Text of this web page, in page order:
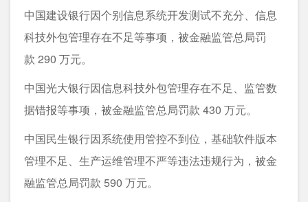
中国建设银行因个别信息系统开发测试不充分、信息
科技外包管理存在不足等事项，被金融监管总局罚
款 290 万元。
中国光大银行因信息科技外包管理存在不足、监管数
据错报等事项，被金融监管总局罚款 430 万元。
中国民生银行因系统使用管控不到位，基础软件版本
管理不足、生产运维管理不严等违法违规行为，被金
融监管总局罚款 590 万元。